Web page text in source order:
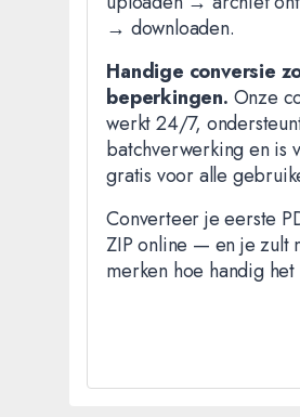
→ downloaden.
Handige conversie
beperkingen. Onze
werkt 24/7,
batchverwerking en is
gratis voor alle
Converteer je eerste
ZIP online — en je zult
merken hoe handig het